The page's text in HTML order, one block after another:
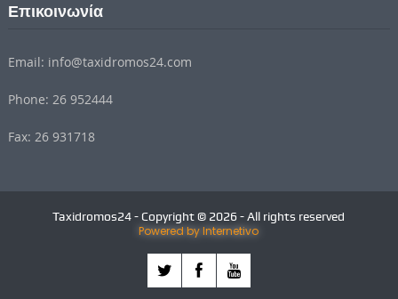
Επικοινωνία
Email: info@taxidromos24.com
Phone: 26 952444
Fax: 26 931718
Taxidromos24 - Copyright © 2026 - All rights reserved
Powered by Internetivo